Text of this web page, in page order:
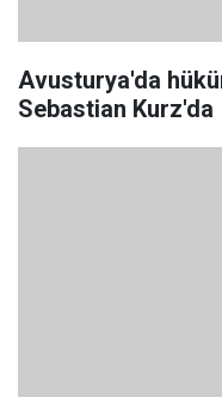
Avusturya'da
Sebastian Kurz'da